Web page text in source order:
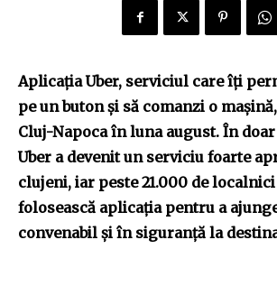
Aplicația Uber, serviciul care îți
pe un buton și să comanzi o
Cluj-Napoca în luna august. În
Uber a devenit un serviciu foarte
clujeni, iar peste 21.000 de localnici
folosească aplicația pentru a
convenabil și în siguranță la